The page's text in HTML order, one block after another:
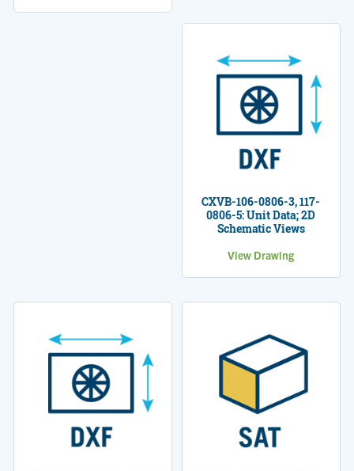
CXVB-106-0806-3, 117-
0806-5: Unit Data; 2D
Schematic Views
View Drawing